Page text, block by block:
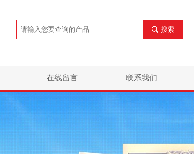
搜索
在线留言 联系我们